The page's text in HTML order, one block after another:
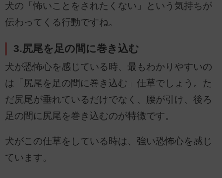
犬の「怖いことをされたくない」という気持ちが
伝わってくる行動ですね。
3.尻尾を足の間に巻き込む
犬が恐怖心を感じている時、最もわかりやすいの
は「尻尾を足の間に巻き込む」仕草でしょう。た
だ尻尾が垂れているだけでなく、腰が引け、後ろ
足の間に尻尾を巻き込むのが特徴です。
犬がこの仕草をしている時は、強い恐怖心を感じ
ています。